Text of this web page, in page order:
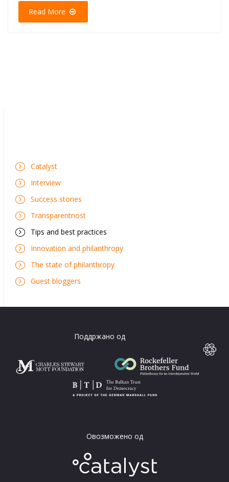
Read More
Catalyst
Interview
Success stories
Transparentnost
Tips and best practices
Innovation and philanthropy
The state of philanthropy
Guest bloggers
Поддржано од
Овозможено од